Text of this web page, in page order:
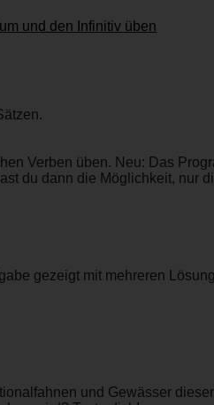
und den Infinitiv üben
Verben üben. Neu: Das
du dann die Möglichkeit, nur
gezeigt mit mehreren
und Gewässer